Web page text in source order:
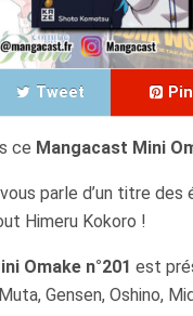
Tweet Pin
ce Mangacast Mini
vous parle d’un titre des
Himeru Kokoro !
Omake n°201 est
Gensen, Oshino,